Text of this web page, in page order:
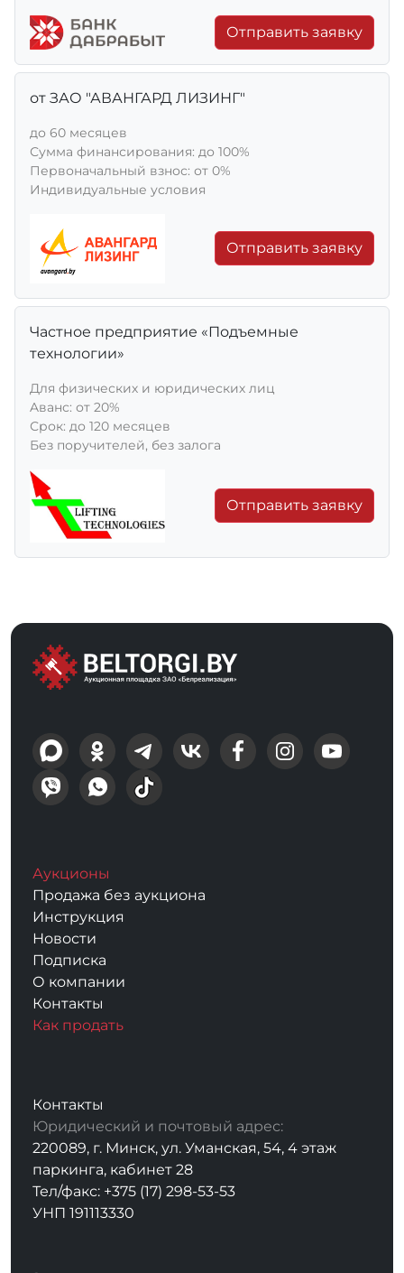
Отправить заявку
от ЗАО "АВАНГАРД ЛИЗИНГ"
до 60 месяцев
Сумма финансирования: до 100%
Первоначальный взнос: от 0%
Индивидуальные условия
Отправить заявку
Частное предприятие «Подъемные
технологии»
Для физических и юридических лиц
Aванс: от 20%
Срок: до 120 месяцев
Без поручителей, без залога
Отправить заявку
Аукционы
Продажа без аукциона
Инструкция
Новости
Подписка
О компании
Контакты
Как продать
Контакты
Юридический и почтовый адрес:
220089, г. Минск, ул. Уманская, 54, 4 этаж
паркинга, кабинет 28
Тел/факс: +375 (17) 298-53-53
УНП 191113330